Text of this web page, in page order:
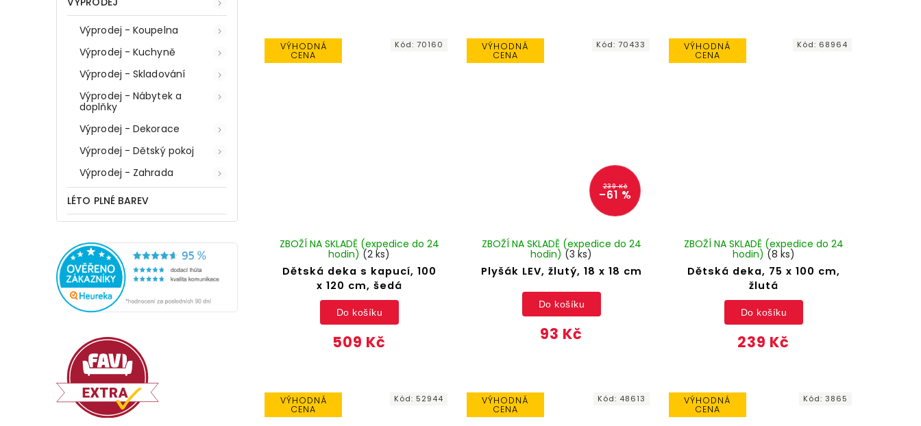
Výprodej - Koupelna
Výprodej - Kuchyně
Výprodej - Skladování
Výprodej - Nábytek a
doplňky
Výprodej - Dekorace
Výprodej - Dětský pokoj
Výprodej - Zahrada
LÉTO PLNÉ BAREV
VÝHODNÁ
CENA
Dětská deka s kapucí, 100
x 120 cm, šedá
ZBOŽÍ NA SKLADĚ (expedice do 24
hodin) (2 ks)
509 Kč
Do košíku
Kód:70160 VÝHODNÁ
CENA
239 Kč
–61 %
Plyšák LEV, žlutý, 18 x 18 cm
ZBOŽÍ NA SKLADĚ (expedice do 24
hodin) (3 ks)
93 Kč
Do košíku
Kód:70433 VÝHODNÁ
CENA
Dětská deka, 75 x 100 cm,
žlutá
ZBOŽÍ NA SKLADĚ (expedice do 24
hodin) (8 ks)
239 Kč
Do košíku
Kód: 68964
VÝHODNÁ
CENA
Kód: 52944 VÝHODNÁ
CENA
Kód: 48613 VÝHODNÁ
CENA
Kód:3865